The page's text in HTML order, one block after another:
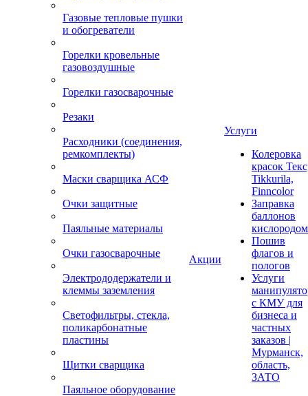
Газовые тепловые пушки
и обогреватели
Горелки кровельные
газовоздушные
Горелки газосварочные
Резаки
Расходники (соединения,
ремкомплекты)
Маски сварщика АСФ
Очки защитные
Паяльные материалы
Очки газосварочные
Электрододержатели и
клеммы заземления
Светофильтры, стекла,
поликарбонатные
пластины
Щитки сварщика
Паяльное оборудование
Акции
Услуги
Колеровка
красок
Tikkurila,
Finncolor
Заправка
баллонов
кислородом
Пошив
флагов и
пологов
Услуги
с КМУ для
бизнеса и
частных
заказов |
Мурманск,
область,
ЗАТО